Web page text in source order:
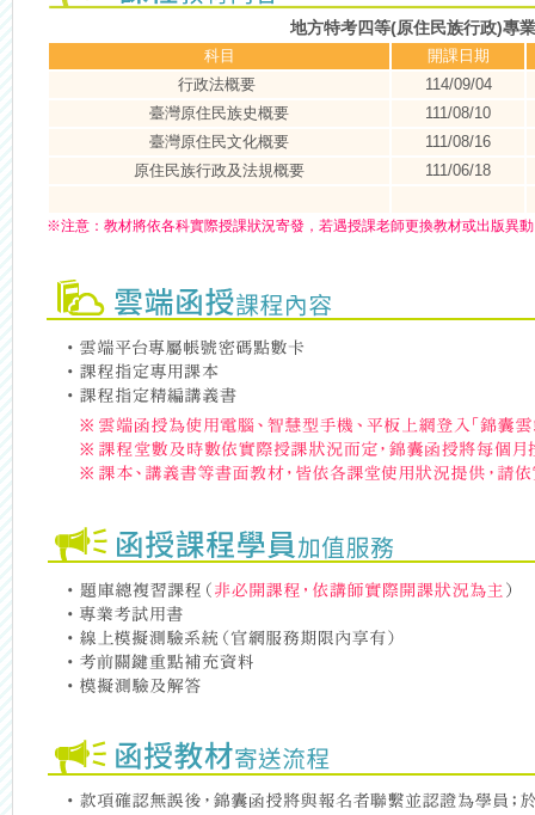
地方特考四等(原住民族行政)專
科目
開課日期
行政法概要
114/09/04
臺灣原住民族史概要
111/08/10
臺灣原住民文化概要
111/08/16
原住民族行政及法規概要
111/06/18
※注意： 教材將依各科實際授課狀況寄發，若遇授課老師更換教材或出版異